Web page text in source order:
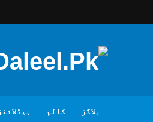
بلاگز کالم ہیڈلائنز